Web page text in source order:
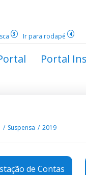
3 Ir para rodapé 4
Portal
Suspensa 2019
de Contas